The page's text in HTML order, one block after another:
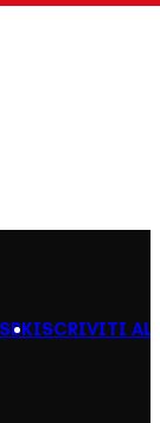
ISCRIVITI AL